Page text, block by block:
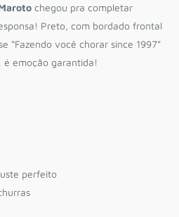
chegou pra completar
Preto, com bordado frontal
“Fazendo você chorar since 1997”
emoção garantida!
perfeito